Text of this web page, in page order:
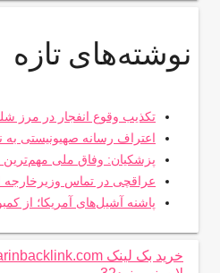
نوشته‌های تازه
تکذیب وقوع انفجار در مرز
اعتراف رسانه صهیونیستی به
پزشکیان: وفاق ملی
عراقچی در تماس وزیرخارجه
پاشنه آشیل‌های آمریکا؛ از
خرید بک لینک behtarinbacklink.com